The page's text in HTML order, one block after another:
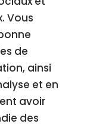
Vous
de
ainsi
et en
avoir
des